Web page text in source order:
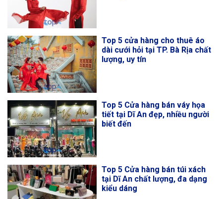
Top 5 cửa hàng cho thuê áo
dài cưới hỏi tại TP. Bà Rịa chất
lượng, uy tín
Top 5 Cửa hàng bán váy họa
tiết tại Dĩ An đẹp, nhiều người
biết đến
Top 5 Cửa hàng bán túi xách
tại Dĩ An chất lượng, đa dạng
kiểu dáng